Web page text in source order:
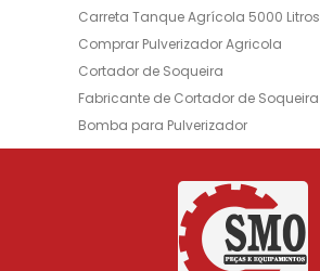
Carreta Tanque Agrícola 5000 Litros
Comprar Pulverizador Agricola
Cortador de Soqueira
Fabricante de Cortador de Soqueira
Bomba para Pulverizador
Aplicador Inoculante
Inoculante
Fabricante de Tanque de Inoculante
Pulverizador de Sulco
Fabricante de Pulverizador de Sulco
Bomba de Pulverizador